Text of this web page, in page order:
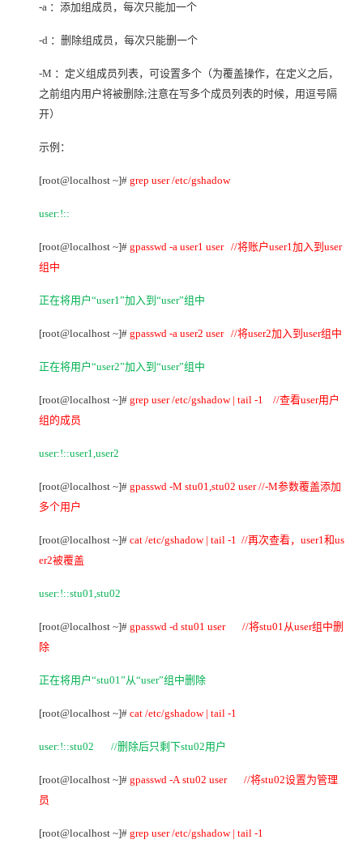
-a ：添加组成员，每次只能加一个
-d ：删除组成员，每次只能删一个
-M ：定义组成员列表，可设置多个（为覆盖操作，在定义之后，
之前组内用户将被删除;注意在写多个成员列表的时候，用逗号隔
开）
示例：
[root@localhost ~]# grep user /etc/gshadow
user:!::
[root@localhost ~]# gpasswd -a user1 user //将账户user1加入到user
组中
正在将用户“user1”加入到“user”组中
[root@localhost ~]# gpasswd -a user2 user //将user2加入到user组中
正在将用户“user2”加入到“user”组中
[root@localhost ~]# grep user /etc/gshadow | tail -1 //查看user用户
组的成员
user:!::user1,user2
[root@localhost ~]# gpasswd -M stu01,stu02 user //-M参数覆盖添加
多个用户
[root@localhost ~]# cat /etc/gshadow | tail -1 //再次查看，user1和us
er2被覆盖
user:!::stu01,stu02
[root@localhost ~]# gpasswd -d stu01 user //将stu01从user组中删
除
正在将用户“stu01”从“user”组中删除
[root@localhost ~]# cat /etc/gshadow | tail -1
user:!::stu02 //删除后只剩下stu02用户
[root@localhost ~]# gpasswd -A stu02 user //将stu02设置为管理
员
[root@localhost ~]# grep user /etc/gshadow | tail -1